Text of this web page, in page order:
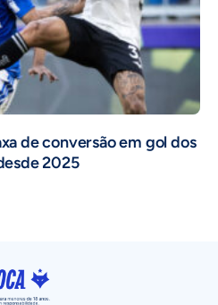
de conversão em gol dos
2025